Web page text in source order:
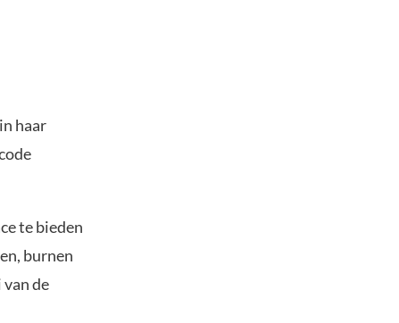
haar
te bieden
burnen
de